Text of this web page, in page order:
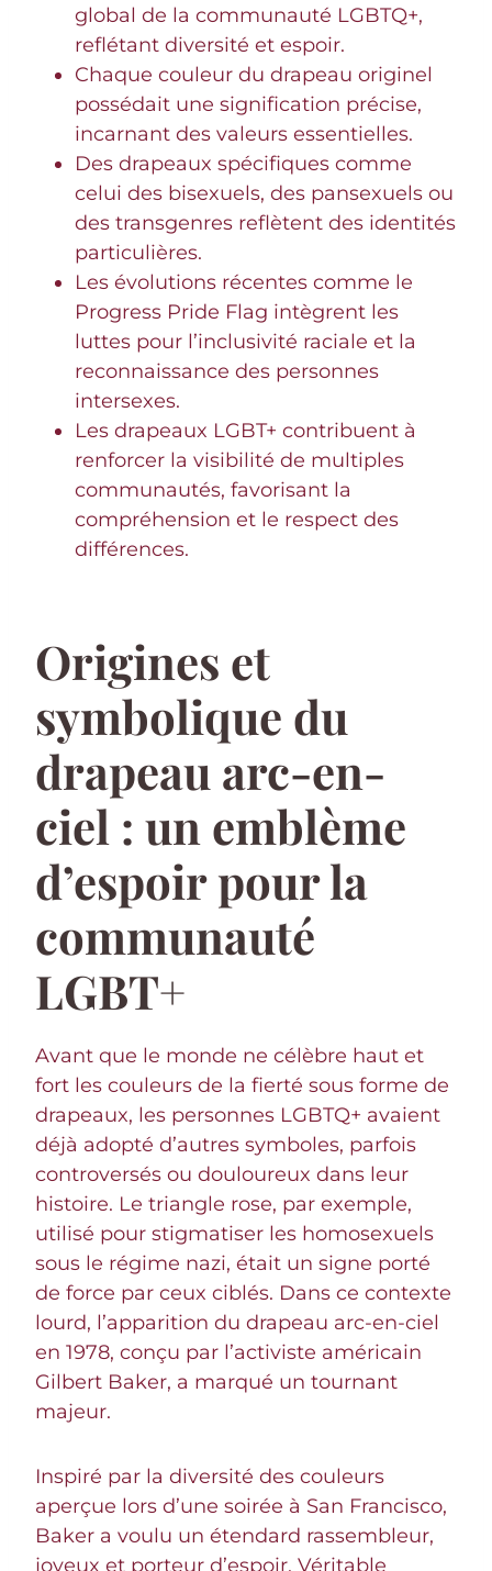
global de la communauté LGBTQ+,
reflétant diversité et espoir.
Chaque couleur du drapeau originel
possédait une signification précise,
incarnant des valeurs essentielles.
Des drapeaux spécifiques comme
celui des bisexuels, des pansexuels ou
des transgenres reflètent des identités
particulières.
Les évolutions récentes comme le
Progress Pride Flag intègrent les
luttes pour l’inclusivité raciale et la
reconnaissance des personnes
intersexes.
Les drapeaux LGBT+ contribuent à
renforcer la visibilité de multiples
communautés, favorisant la
compréhension et le respect des
différences.
Origines et
symbolique du
drapeau arc-en-
ciel : un emblème
d’espoir pour la
communauté
LGBT+
Avant que le monde ne célèbre haut et
fort les couleurs de la fierté sous forme de
drapeaux, les personnes LGBTQ+ avaient
déjà adopté d’autres symboles, parfois
controversés ou douloureux dans leur
histoire. Le triangle rose, par exemple,
utilisé pour stigmatiser les homosexuels
sous le régime nazi, était un signe porté
de force par ceux ciblés. Dans ce contexte
lourd, l’apparition du drapeau arc-en-ciel
en 1978, conçu par l’activiste américain
Gilbert Baker, a marqué un tournant
majeur.
Inspiré par la diversité des couleurs
aperçue lors d’une soirée à San Francisco,
Baker a voulu un étendard rassembleur,
joyeux et porteur d’espoir. Véritable